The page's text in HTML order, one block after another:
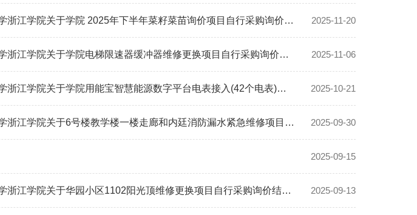
【自行采购询价结果公告】上海财经大学浙江学院关于学院 2025年下半年菜籽菜苗询价项目自行采购询价结果公告 2025-11-20
【自行采购询价结果公告】上海财经大学浙江学院关于学院电梯限速器缓冲器维修更换项目自行采购询价结果公告 2025-11-06
【自行采购询价结果公告】上海财经大学浙江学院关于学院用能宝智慧能源数字平台电表接入(42个电表)项目自行采购询价结果公告 2025-10-21
【自行采购询价结果公告】上海财经大学浙江学院关于6号楼教学楼一楼走廊和内廷消防漏水紧急维修项目自行采购询价结果公告 2025-09-30
2025-09-15
【自行采购询价结果公告】上海财经大学浙江学院关于华园小区1102阳光顶维修更换项目自行采购询价结果公告 2025-09-13